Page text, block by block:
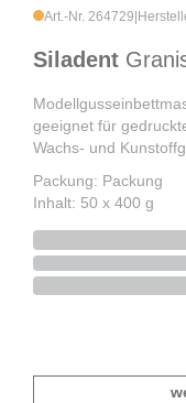
Art.-Nr. 264729
Siladent
geeignet für
Wachs- und
Packung: Packung
Inhalt: 50 x 400 g